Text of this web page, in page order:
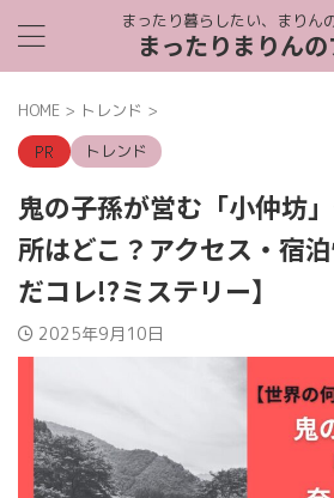
まったり暮らしたい、まりん
まったりまりん
HOME > トレンド >
トレンド
鬼の子孫が営む「小仲坊
所はどこ？アクセス・宿
だコレ!?ミステリー】
2025年9月10日